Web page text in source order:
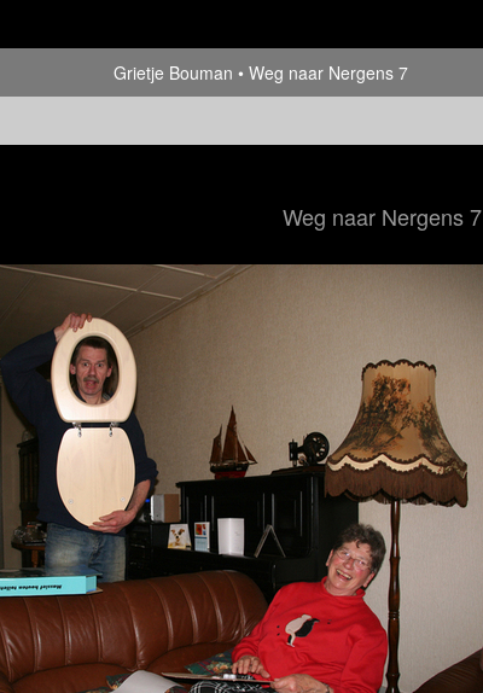
Grietje Bouman
Weg naar Nergens 7
Weg naar Nergens 7